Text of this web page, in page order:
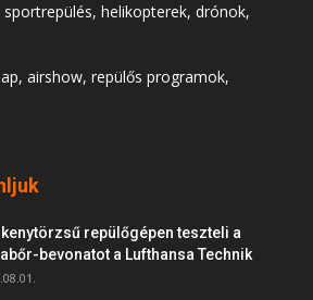
sportrepülés, helikopterek, drónok,
airshow, repülős programok,
repülőgépen teszteli a
bevonatot a Lufthansa Technik